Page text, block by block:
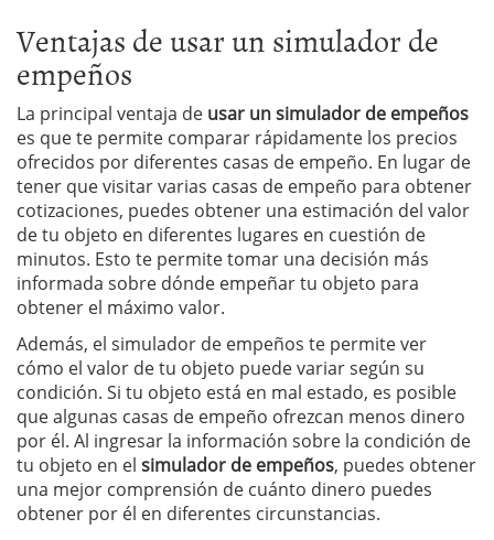
Ventajas de usar un simulador de
empeños
La principal ventaja de usar un simulador de empeños
es que te permite comparar rápidamente los precios
ofrecidos por diferentes casas de empeño. En lugar de
tener que visitar varias casas de empeño para obtener
cotizaciones, puedes obtener una estimación del valor
de tu objeto en diferentes lugares en cuestión de
minutos. Esto te permite tomar una decisión más
informada sobre dónde empeñar tu objeto para
obtener el máximo valor.
Además, el simulador de empeños te permite ver
cómo el valor de tu objeto puede variar según su
condición. Si tu objeto está en mal estado, es posible
que algunas casas de empeño ofrezcan menos dinero
por él. Al ingresar la información sobre la condición de
tu objeto en el simulador de empeños, puedes obtener
una mejor comprensión de cuánto dinero puedes
obtener por él en diferentes circunstancias.